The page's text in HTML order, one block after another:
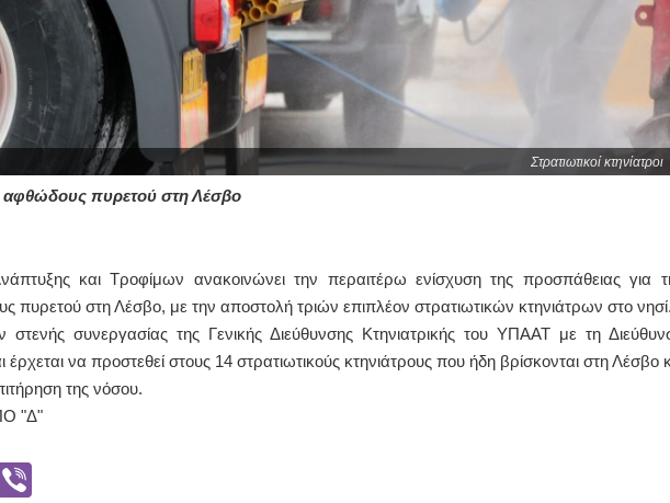
Στρατιωτικοί κτηνίατροι
αφθώδους πυρετού στη Λέσβο
και Τροφίμων ανακοινώνει την περαιτέρω ενίσχυση της προσπάθειας για
πυρετού στη Λέσβο, με την αποστολή τριών επιπλέον στρατιωτικών κτηνιάτρων στο νησί.
στενής συνεργασίας της Γενικής Διεύθυνσης Κτηνιατρικής του ΥΠΑΑΤ με τη
να προστεθεί στους 14 στρατιωτικούς κτηνιάτρους που ήδη βρίσκονται στη Λέσβο
της νόσου.
"Δ"
Viber
ΙΩΑΝΝΗΣ Α. ΜΑΛΛΙΑΣ
ΧΕΙΡΟΥΡΓΟΣ
ΟΦΘΑΛΜΙΑΤΡΟΣ
Διδάκτωρ Ιατρικής Σχολής
Πανεπιστημίου Αθηνών
Καλλιπόλεως 3,Νέα Σμύρνη,